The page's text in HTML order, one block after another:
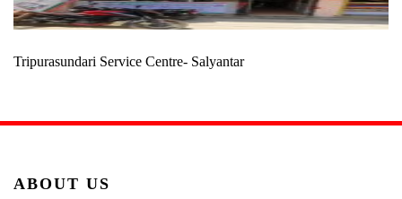
Tripurasundari Service Centre- Salyantar
ABOUT US